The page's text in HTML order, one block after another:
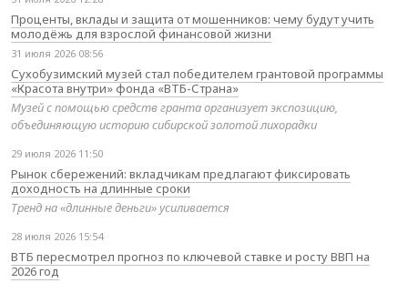
Проценты, вклады и защита от мошенников: чему будут учить
молодёжь для взрослой финансовой жизни
31 июля 2026 08:56
Сухобузимский музей стал победителем грантовой программы
«Красота внутри» фонда «ВТБ-Страна»
Музей с помощью средств гранта организует экспозицию,
объединяющую историю сибирской золотой лихорадки
29 июля 2026 11:50
Рынок сбережений: вкладчикам предлагают фиксировать
доходность на длинные сроки
Тренд на «длинные деньги» усиливается
28 июля 2026 15:54
ВТБ пересмотрел прогноз по ключевой ставке и росту ВВП на
2026 год